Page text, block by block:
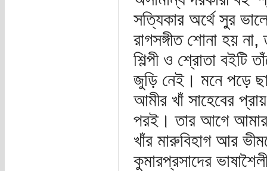
সত্যিকার অর্থে সুর
রাগসঙ্গীত শোনা হয়
শিল্পী ও শ্রোতা বইটি
জুড়ি নেই। মনে পড়ে
আমীর খাঁ সাহেবের
পরই। তার আগে আমার
খাঁর মারুবিহাগ আর
কুমারপ্রসাদের